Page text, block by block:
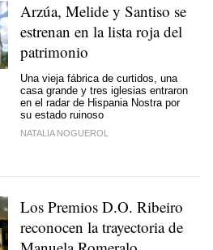
Arzúa, Melide y Santiso se
estrenan en la lista roja del
patrimonio
Una vieja fábrica de curtidos, una
casa grande y tres iglesias entraron
en el radar de Hispania Nostra por
su estado ruinoso
NATALIA NOGUEROL
Los Premios D.O. Ribeiro
reconocen la trayectoria de